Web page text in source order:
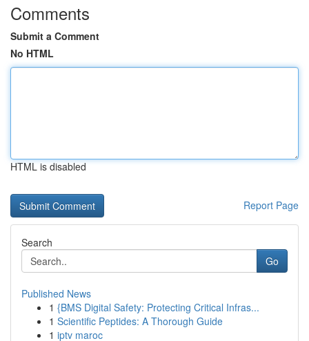
Comments
Submit a Comment
No HTML
HTML is disabled
Report Page
Search
Go
Published News
1 {BMS Digital Safety: Protecting Critical Infras...
1 Scientific Peptides: A Thorough Guide
1 iptv maroc